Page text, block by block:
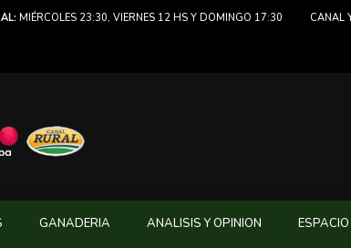
MIÉRCOLES 23:30, VIERNES 12 HS Y DOMINGO 17:30 CANAL
GANADERIA ANALISIS Y OPINION